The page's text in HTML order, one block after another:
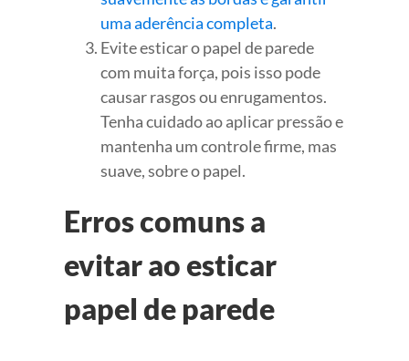
uma aderência completa.
Evite esticar o papel de parede
com muita força, pois isso pode
causar rasgos ou enrugamentos.
Tenha cuidado ao aplicar pressão e
mantenha um controle firme, mas
suave, sobre o papel.
Erros comuns a
evitar ao esticar
papel de parede